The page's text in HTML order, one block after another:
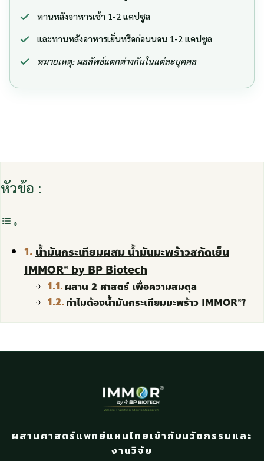
ทานหลังอาหารเช้า 1-2 แคปซูล
และทานหลังอาหารเย็นหรือก่อนนอน 1-2 แคปซูล
หมายเหตุ: ผลลัพธ์แตกต่างกันในแต่ละบุคคล
หัวข้อ :
น้ำมันกระเทียมผสม น้ำมันมะพร้าวสกัดเย็น
IMMOR® by BP Biotech
ผสาน 2 ศาสตร์ เพื่อความสมดุล
ทำไมต้องน้ำมันกระเทียมมะพร้าว IMMOR®?
ผสานศาสตร์แพทย์แผนไทยเข้ากับนวัตกรรมและ
งานวิจัย